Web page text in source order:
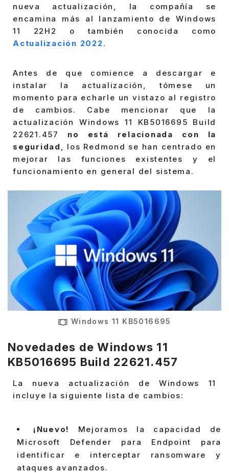
nueva actualización, la compañía se
encamina más al lanzamiento de Windows
11 22H2 o también conocida como
Actualización 2022.
Antes de que comience a descargar e
instalar la actualización, tómese un
momento para echarle un vistazo al registro
de cambios. Cabe mencionar que la
actualización Windows 11 KB5016695 Build
22621.457 no está relacionada con la
seguridad , los Redmond se han centrado en
mejorar las funciones existentes y el
funcionamiento en general del sistema.
Windows 11 KB5016695
Novedades de Windows 11
KB5016695 Build 22621.457
La nueva actualización de Windows 11
incluye la siguiente lista de cambios:
¡Nuevo! Mejoramos la capacidad de
Microsoft Defender para Endpoint para
identificar e interceptar ransomware y
ataques avanzados.